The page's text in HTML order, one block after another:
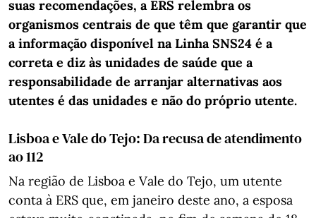
suas recomendações, a ERS relembra os
organismos centrais de que têm que garantir que
a informação disponível na Linha SNS24 é a
correta e diz às unidades de saúde que a
responsabilidade de arranjar alternativas aos
utentes é das unidades e não do próprio utente.
Lisboa e Vale do Tejo: Da recusa de atendimento
ao 112
Na região de Lisboa e Vale do Tejo, um utente
conta à ERS que, em janeiro deste ano, a esposa